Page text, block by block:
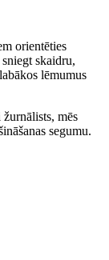
orientēties
skaidru,
lēmumus
mēs
segumu.